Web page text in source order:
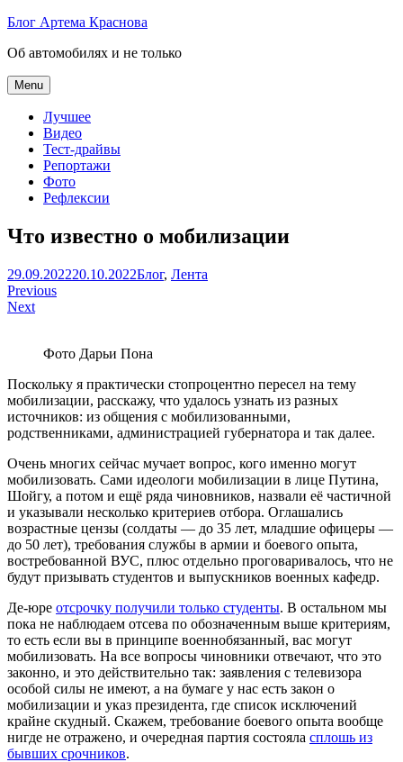
Skip
content
Блог Артема Краснова
Об автомобилях и не только
Menu
Лучшее
Видео
Тест-драйвы
Репортажи
Фото
Рефлексии
Что известно о мобилизации
Артем
Краснов
29.09.202220.10.2022Блог, Лента
Навигация
по
Previous
Next
Фото Дарьи Пона
Поскольку я практически стопроцентно пересел на тему
мобилизации, расскажу, что удалось узнать из разных
источников: из общения с мобилизованными,
родственниками, администрацией губернатора и так далее.
Очень многих сейчас мучает вопрос, кого именно могут
мобилизовать. Сами идеологи мобилизации в лице Путина,
Шойгу, а потом и ещё ряда чиновников, назвали её частичной
и указывали несколько критериев отбора. Оглашались
возрастные цензы (солдаты — до 35 лет, младшие офицеры —
до 50 лет), требования службы в армии и боевого опыта,
востребованной ВУС, плюс отдельно проговаривалось, что не
будут призывать студентов и выпускников военных кафедр.
Де-юре отсрочку получили только студенты. В остальном мы
пока не наблюдаем отсева по обозначенным выше критериям,
то есть если вы в принципе военнобязанный, вас могут
мобилизовать. На все вопросы чиновники отвечают, что это
законно, и это действительно так: заявления с телевизора
особой силы не имеют, а на бумаге у нас есть закон о
мобилизации и указ президента, где список исключений
крайне скудный. Скажем, требование боевого опыта вообще
нигде не отражено, и очередная партия состояла сплошь из
бывших срочников.